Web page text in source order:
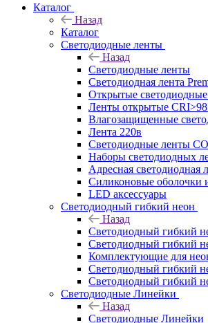
Каталог
Назад
Каталог
Светодиодные ленты
Назад
Светодиодные ленты
Светодиодная лента
Открытые
Ленты открытые
Влагозащищенные
Лента 220в
Светодиодные ленты
Наборы светодиодных
Адресная светодиодная
Силиконовые оболочки
LED аксессуары
Светодиодный гибкий неон
Назад
Светодиодный гибкий
Светодиодный гибкий
Комплектующие для
Светодиодный гибкий
Светодиодный гибкий
Светодиодные Линейки
Назад
Светодиодные Линейки